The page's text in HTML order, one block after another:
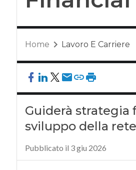
Home Lavoro E Carriere
Guiderà strategia
sviluppo della
Pubblicato il 3 giu 2026